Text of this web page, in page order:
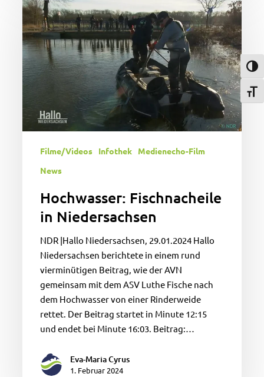
Fischnacheile
in
Niedersachsen
Filme/Videos Infothek
Medienecho-Film
News
Hochwasser: Fischnacheile
in Niedersachsen
NDR |Hallo Niedersachsen, 29.01.2024 Hallo
Niedersachsen berichtete in einem rund
vierminütigen Beitrag, wie der AVN
gemeinsam mit dem ASV Luthe Fische nach
dem Hochwasser von einer Rinderweide
rettet. Der Beitrag startet in Minute 12:15
und endet bei Minute 16:03. Beitrag:…
Eva-Maria Cyrus
1. Februar 2024